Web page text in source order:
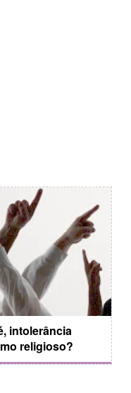
intolerância
religioso?